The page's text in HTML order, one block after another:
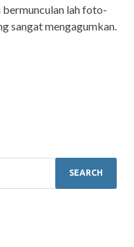
lah foto-
sangat mengagumkan.